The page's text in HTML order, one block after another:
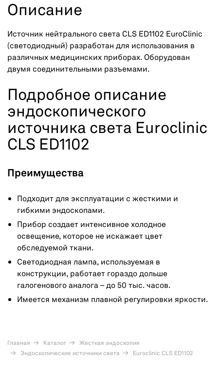
Описание
Источник нейтрального света CLS ED1102 EuroClinic
(светодиодный) разработан для использования в
различных медицинских приборах. Оборудован
двумя соединительными разъемами.
Подробное описание
эндоскопического
источника света Euroclinic
CLS ED1102
Преимущества
Подходит для эксплуатации с жесткими и
гибкими эндоскопами.
Прибор создает интенсивное холодное
освещение, которое не искажает цвет
обследуемой ткани.
Светодиодная лампа, используемая в
конструкции, работает гораздо дольше
галогенового аналога – до 50 тыс. часов.
Имеется механизм плавной регулировки яркости.
Главная Каталог
Жесткая эндоскопия
Эндоскопические источники света
Euroclinic CLS ED1102